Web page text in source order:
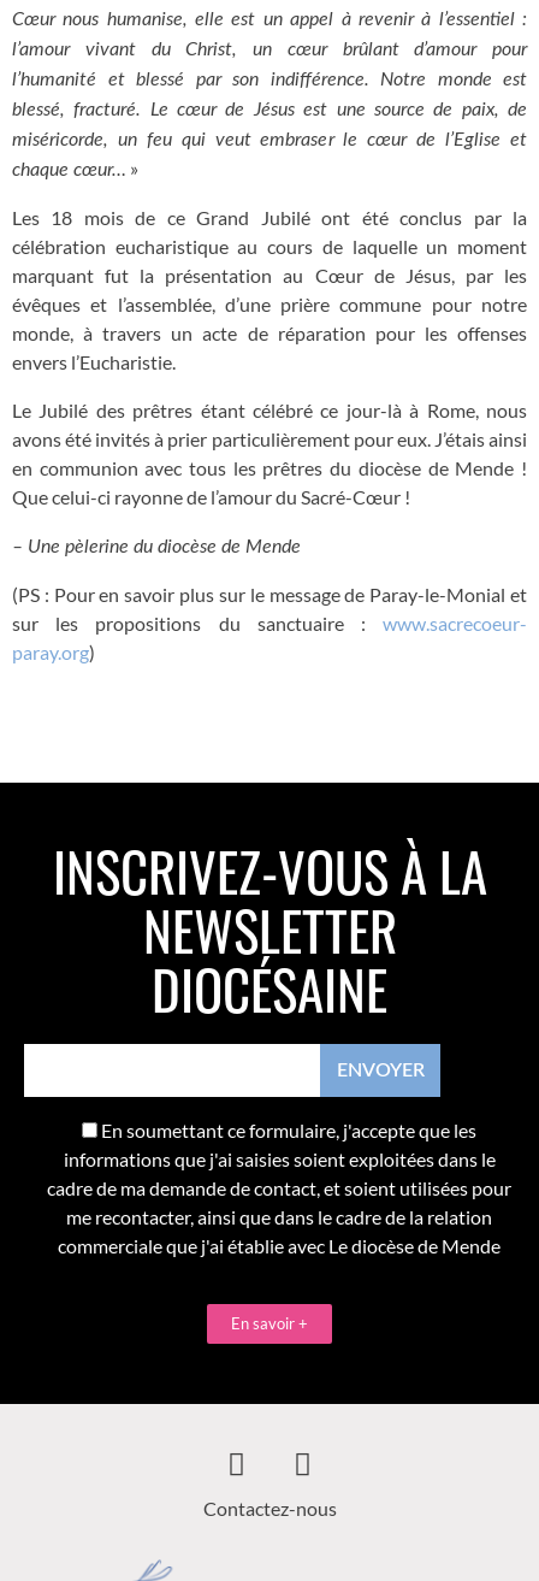
Cœur nous humanise, elle est un appel à revenir à l’essentiel :
l’amour vivant du Christ, un cœur brûlant d’amour pour
l’humanité et blessé par son indifférence. Notre monde est
blessé, fracturé. Le cœur de Jésus est une source de paix, de
miséricorde, un feu qui veut embraser le cœur de l’Eglise et
chaque cœur… »
Les 18 mois de ce Grand Jubilé ont été conclus par la
célébration eucharistique au cours de laquelle un moment
marquant fut la présentation au Cœur de Jésus, par les
évêques et l’assemblée, d’une prière commune pour notre
monde, à travers un acte de réparation pour les offenses
envers l’Eucharistie.
Le Jubilé des prêtres étant célébré ce jour-là à Rome, nous
avons été invités à prier particulièrement pour eux. J’étais ainsi
en communion avec tous les prêtres du diocèse de Mende !
Que celui-ci rayonne de l’amour du Sacré-Cœur !
– Une pèlerine du diocèse de Mende
(PS : Pour en savoir plus sur le message de Paray-le-Monial et
sur les propositions du sanctuaire : www.sacrecoeur-
paray.org)
INSCRIVEZ-VOUS À LA
NEWSLETTER
DIOCÉSAINE
En soumettant ce formulaire, j'accepte que les
informations que j'ai saisies soient exploitées dans le
cadre de ma demande de contact, et soient utilisées pour
me recontacter, ainsi que dans le cadre de la relation
commerciale que j'ai établie avec Le diocèse de Mende
En savoir +
Contactez-nous